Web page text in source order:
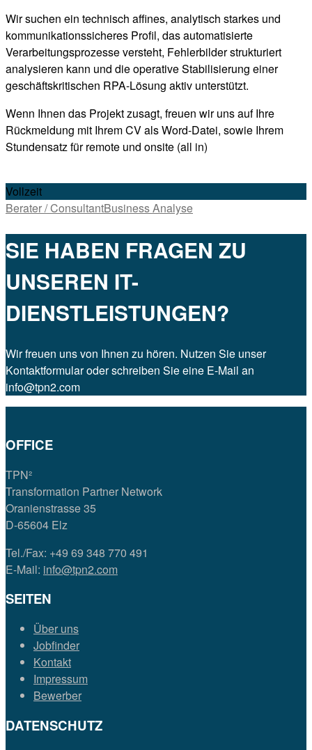
Wir suchen ein technisch affines, analytisch starkes und
kommunikationssicheres Profil, das automatisierte
Verarbeitungsprozesse versteht, Fehlerbilder strukturiert
analysieren kann und die operative Stabilisierung einer
geschäftskritischen RPA-Lösung aktiv unterstützt.
Wenn Ihnen das Projekt zusagt, freuen wir uns auf Ihre
Rückmeldung mit Ihrem CV als Word-Datei, sowie Ihrem
Stundensatz für remote und onsite (all in)
Vollzeit
Berater / ConsultantBusiness Analyse
SIE HABEN FRAGEN ZU
UNSEREN IT-
DIENSTLEISTUNGEN?
Wir freuen uns von Ihnen zu hören. Nutzen Sie unser
Kontaktformular oder schreiben Sie eine E-Mail an
info@tpn2.com
OFFICE
TPN²
Transformation Partner Network
Oranienstrasse 35
D-65604 Elz
Tel./Fax: +49 69 348 770 491
E-Mail: info@tpn2.com
SEITEN
Über uns
Jobfinder
Kontakt
Impressum
Bewerber
DATENSCHUTZ